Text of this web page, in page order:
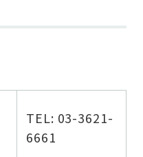
TEL: 03-3621-
6661